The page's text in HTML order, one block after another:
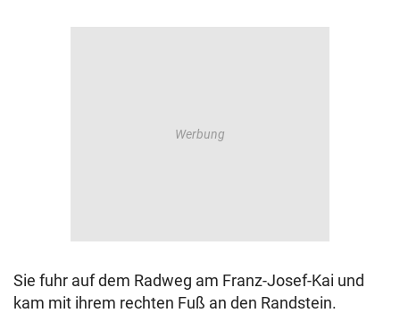
Sie fuhr auf dem Radweg am Franz-Josef-Kai und
kam mit ihrem rechten Fuß an den Randstein.